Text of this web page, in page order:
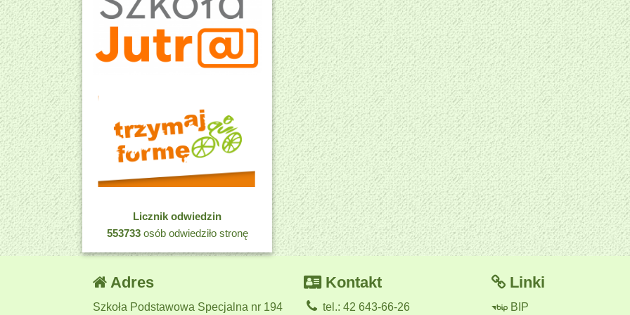
Licznik odwiedzin
553733osób odwiedziło stronę
Adres
Szkoła Podstawowa Specjalna nr 194
Kontakt
tel.: 42 643-66-26
Linki
BIP